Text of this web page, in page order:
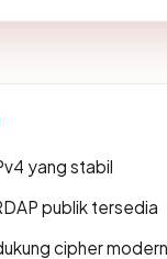
yang stabil
publik tersedia
cipher modern